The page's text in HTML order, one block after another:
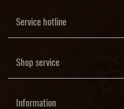
Service hotline
Shop service
Information